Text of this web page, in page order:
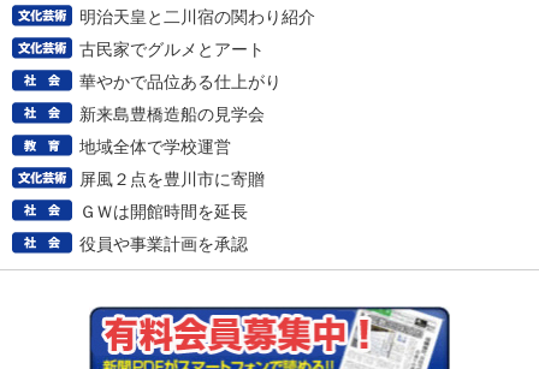
明治天皇と二川宿の関わり紹介
古民家でグルメとアート
華やかで品位ある仕上がり
新来島豊橋造船の見学会
地域全体で学校運営
屏風２点を豊川市に寄贈
ＧＷは開館時間を延長
役員や事業計画を承認